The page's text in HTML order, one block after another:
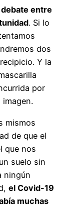
entre
. Si lo
dos
Y la
por
mismos
de que el
que nos
suelo sin
ningún
el Covid-19
muchas